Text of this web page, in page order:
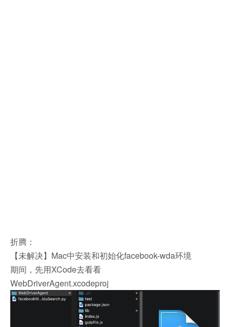
折腾：
【未解决】Mac中安装和初始化facebook-wda环境
期间，先用XCode去看看
WebDriverAgent.xcodeproj